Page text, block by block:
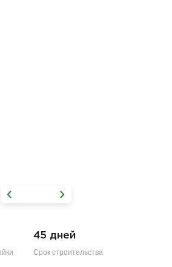
45 дней
Срок строительства